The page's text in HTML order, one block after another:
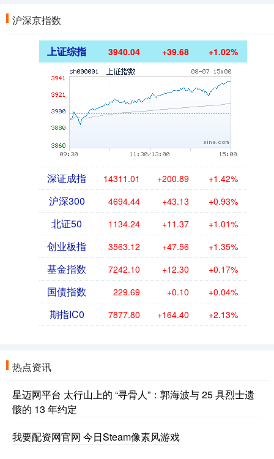
沪深京指数
上证综指 3940.04 +39.68 +1.02%
深证成指 14311.01 +200.89 +1.42%
沪深300 4694.44 +43.13 +0.93%
北证50 1134.24 +11.37 +1.01%
创业板指 3563.12 +47.56 +1.35%
基金指数 7242.10 +12.30 +0.17%
国债指数 229.69 +0.10 +0.04%
期指IC0 7877.80 +164.40 +2.13%
热点资讯
星迈网平台 太行山上的 “寻骨人”：郭海波与 25 具烈士遗
骸的 13 年约定
我要配资网官网 今日Steam像素风游戏